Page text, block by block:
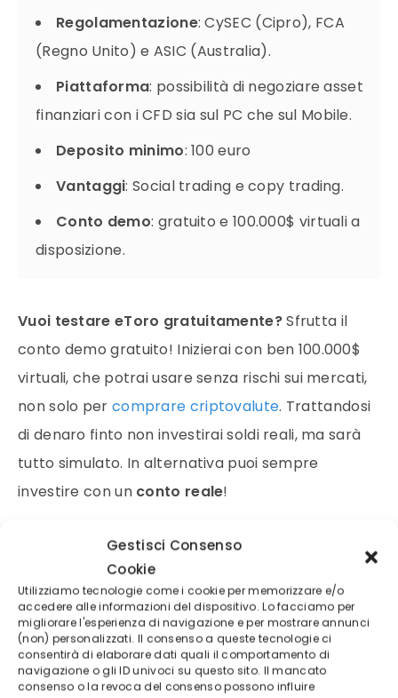
Gestisci Consenso
Cookie
Utilizziamo tecnologie come i cookie per memorizzare e/o
accedere alle informazioni del dispositivo. Lo facciamo per
migliorare l'esperienza di navigazione e per mostrare annunci
(non) personalizzati. Il consenso a queste tecnologie ci
consentirà di elaborare dati quali il comportamento di
navigazione o gli ID univoci su questo sito. Il mancato
consenso o la revoca del consenso possono influire
Regolamentazione: CySEC (Cipro), FCA
(Regno Unito) e ASIC (Australia).
Piattaforma: possibilità di negoziare asset
finanziari con i CFD sia sul PC che sul Mobile.
Deposito minimo: 100 euro
Vantaggi: Social trading e copy trading.
Conto demo: gratuito e 100.000$ virtuali a
disposizione.
Vuoi testare eToro gratuitamente?Sfrutta il
conto demo gratuito! Inizierai con ben 100.000$
virtuali, che potrai usare senza rischi sui mercati,
non solo per comprare criptovalute. Trattandosi
di denaro finto non investirai soldi reali, ma sarà
tutto simulato. In alternativa puoi sempre
investire con un conto reale!
Scopri eToro con un conto demo
gratuito!
2 – PLUS500